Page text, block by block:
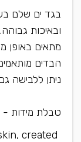
בגד ים שלם
ובאיכות גבוהה.
מתאים באופן
הבדים
ניתן ללבישה
טבלת מידות -
created